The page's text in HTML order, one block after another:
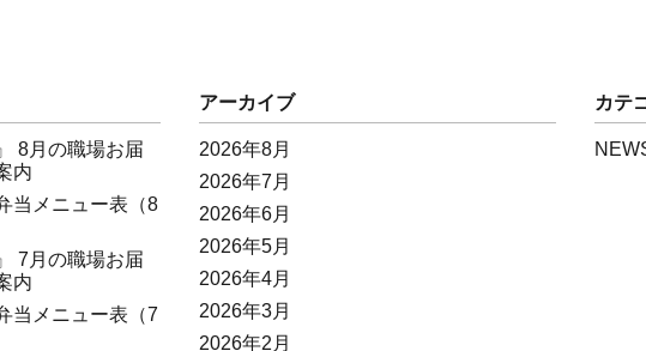
8月の職場お届
内
当メニュー表（8
7月の職場お届
内
当メニュー表（7
アーカイブ
2026年8月
2026年7月
2026年6月
2026年5月
2026年4月
2026年3月
2026年2月
カテ